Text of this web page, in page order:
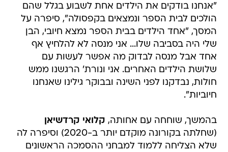
"אנחנו בודקים את הילדים אחת לשבוע בגלל שהם
הולכים לבית הספר ונמצאים בקפסולה", סיפרה על
המסך, "אחד הילדים בבית הספר נמצא חיובי, הבן
שלי היה בסביבה שלו... אני מנסה לא להלחיץ אף
אחד אבל מנסה לבדוק מה אפשר לעשות עם
שלושת הילדים האחרים. אני ונורת' הרגשנו ממש
חולות, נבדקנו לפני השינה ובבוקר גילינו שאנחנו
חיוביות".
בהמשך, שוחחה עם אחותה, קלואי קרדשיאן
(שחלתה בקורונה מוקדם יותר ב-2020) וסיפרה לה
שלא הצליחה ללמוד למבחני ההסמכה הראשונים